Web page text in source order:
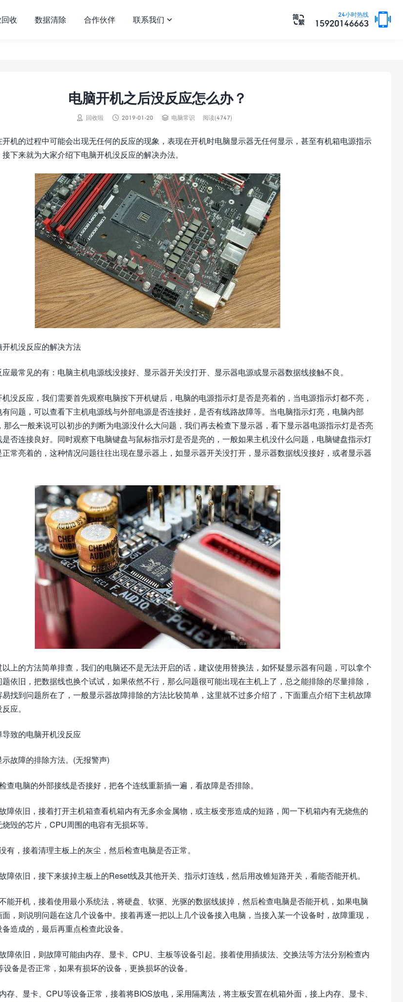
24小时热线
15920146663 

收 数据清除 合作伙伴 联系我们 
电脑开机之后没反应怎么办？
 回收啦  2019-01-20  电脑常识 阅读(4747)
机的过程中可能会出现无任何的反应的现象，表现在开机时电脑显示器无任何显示，甚至有机箱电源指示
下来就为大家介绍下电脑开机没反应的解决办法。
机没反应的解决方法
最常见的有：电脑主机电源线没接好、显示器开关没打开、显示器电源或显示器数据线接触不良。
没反应，我们需要首先观察电脑按下开机键后，电脑的电源指示灯是否是亮着的，当电源指示灯都不亮，
问题，可以查看下主机电源线与外部电源是否连接好，是否有线路故障等。当电脑指示灯亮，电脑内部
那么一般来说可以初步的判断为电源没什么大问题，我们再去检查下显示器，看下显示器电源指示灯是否亮
否连接良好。同时观察下电脑键盘与鼠标指示灯是否是亮的，一般如果主机没什么问题，电脑键盘指示灯
常亮着的，这种情况问题往往出现在显示器上，如显示器开关没打开，显示器数据线没接好，或者显示器
上的方法简单排查，我们的电脑还不是无法开启的话，建议使用替换法，如怀疑显示器有问题，可以拿个
依旧，把数据线也换个试试，如果依然不行，那么问题很可能出现在主机上了，总之能排除的尽量排除，
找到问题所在了，一般显示器故障排除的方法比较简单，这里就不过多介绍了，下面重点介绍下主机故障
应。
导致的电脑开机没反应
示故障的排除方法。(无报警声)
查电脑的外部接线是否接好，把各个连线重新插一遍，看故障是否排除。
障依旧，接着打开主机箱查看机箱内有无多余金属物，或主板变形造成的短路，闻一下机箱内有无烧焦的
毁的芯片，CPU周围的电容有无损坏等。
有，接着清理主板上的灰尘，然后检查电脑是否正常。
障依旧，接下来拔掉主板上的Reset线及其他开关、指示灯连线，然后用改锥短路开关，看能否能开机。
能开机，接着使用最小系统法，将硬盘、软驱、光驱的数据线拔掉，然后检查电脑是否能开机，如果电脑
，则说明问题在这几个设备中。接着再逐一把以上几个设备接入电脑，当接入某一个设备时，故障重现，
造成的，最后再重点检查此设备。
障依旧，则故障可能由内存、显卡、CPU、主板等设备引起。接着使用插拔法、交换法等方法分别检查内
备是否正常，如果有损坏的设备，更换损坏的设备。
存、显卡、CPU等设备正常，接着将BIOS放电，采用隔离法，将主板安置在机箱外面，接上内存、显卡、